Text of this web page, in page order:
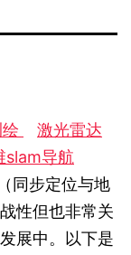
激光雷达
slam导航
同步定位与地
性但也非常关
展中。以下是